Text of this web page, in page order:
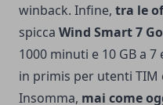
winback. Infine, tra le
spicca Wind Smart 7
1000 minuti e 10 GB a
in primis per utenti
Insomma, mai come